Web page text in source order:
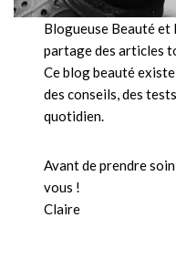
Blogueuse Beauté et
partage des articles
Ce blog beauté
des conseils, des
quotidien.
Avant de prendre
vous !
Claire